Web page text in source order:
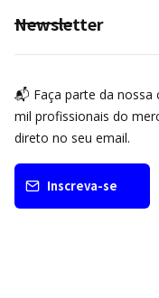
Newsletter
📬 Faça parte da nossa
mil profissionais do
direto no seu email.
Inscreva-se